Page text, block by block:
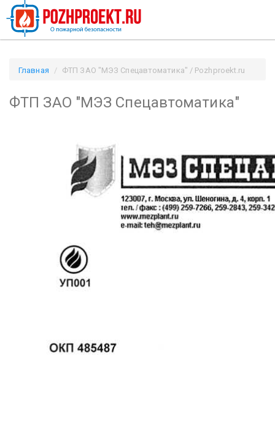
Главная ФТП ЗАО "МЭЗ Спецавтоматика" / Pozhproekt.ru
ФТП ЗАО "МЭЗ Спецавтоматика"